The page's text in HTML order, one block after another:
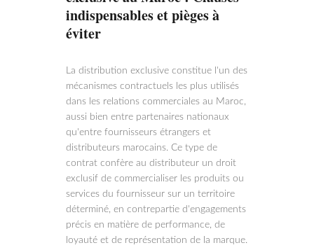
indispensables et pièges à
éviter
La distribution exclusive constitue l'un des
mécanismes contractuels les plus utilisés
dans les relations commerciales au Maroc,
aussi bien entre partenaires nationaux
qu'entre fournisseurs étrangers et
distributeurs marocains. Ce type de
contrat confère au distributeur un droit
exclusif de commercialiser les produits ou
services du fournisseur sur un territoire
déterminé, en contrepartie d'engagements
précis en matière de performance, de
loyauté et de représentation de la marque.